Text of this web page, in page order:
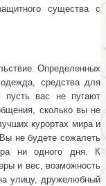
существа с
Определенных
средства для
вас не пугают
сколько вы не
курортах мира и
не будете сожалеть
ни одного дня. К
и вес, возможность
улицу, дружелюбный